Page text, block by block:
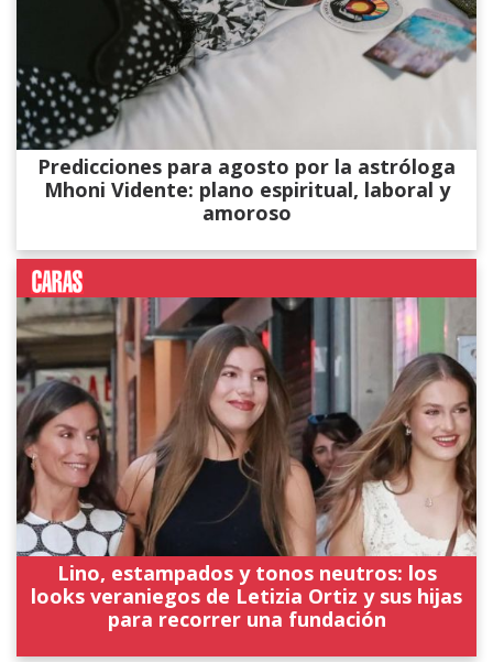
Predicciones para agosto por la astróloga
Mhoni Vidente: plano espiritual, laboral y
amoroso
Lino, estampados y tonos neutros: los
looks veraniegos de Letizia Ortiz y sus hijas
para recorrer una fundación